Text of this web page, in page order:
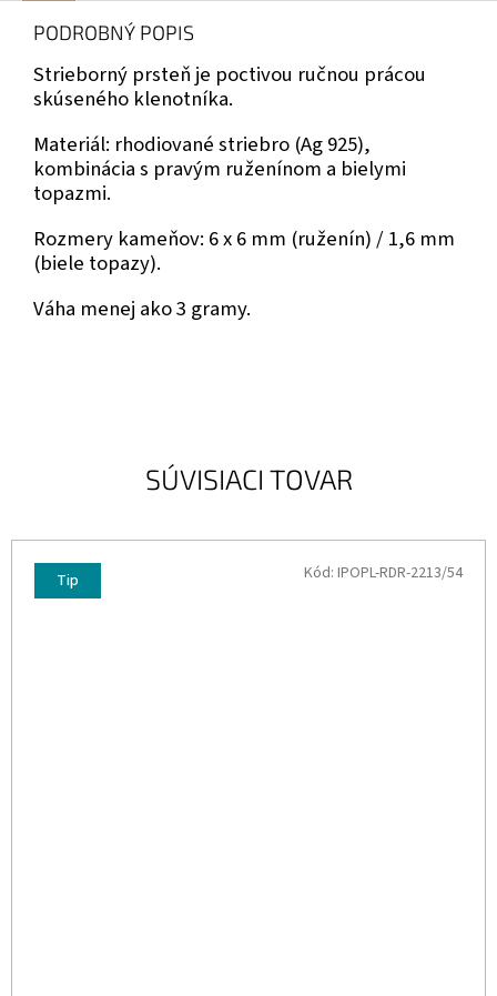
SÚVISIACI TOVAR
Tip Kód: IPOPL-RDR-2213/54
PODROBNÝ POPIS
Strieborný prsteň je poctivou ručnou prácou
skúseného klenotníka.
Materiál: rhodiované striebro (Ag 925),
kombinácia s pravým ruženínom a bielymi
topazmi.
Rozmery kameňov: 6 x 6 mm (ruženín) / 1,6 mm
(biele topazy).
Váha menej ako 3 gramy.